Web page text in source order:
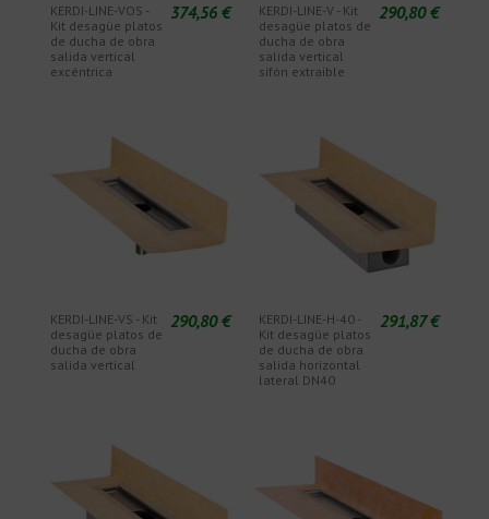
KERDI-LINE-VOS -
Kit desagüe platos
de ducha de obra
salida vertical
excéntrica
374,56 €
KERDI-LINE-V - Kit
desagüe platos de
ducha de obra
salida vertical
sifón extraible
290,80 €
KERDI-LINE-VS - Kit
desagüe platos de
ducha de obra
salida vertical
290,80 €
KERDI-LINE-H-40 -
Kit desagüe platos
de ducha de obra
salida horizontal
lateral DN40
291,87 €